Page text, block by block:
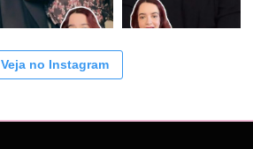
Veja no Instagram